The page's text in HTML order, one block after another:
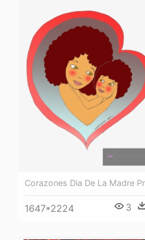
Corazones Dia De La Madre
1647*2224 3